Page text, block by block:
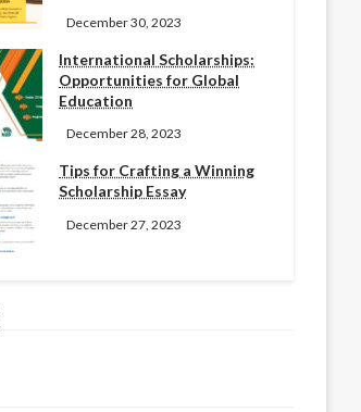
December 30, 2023
International Scholarships:
Opportunities for Global
Education
December 28, 2023
Tips for Crafting a Winning
Scholarship Essay
December 27, 2023